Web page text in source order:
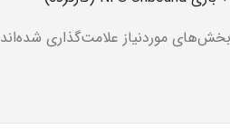
بخش‌های موردنیاز علامت‌گذاری شده‌اند